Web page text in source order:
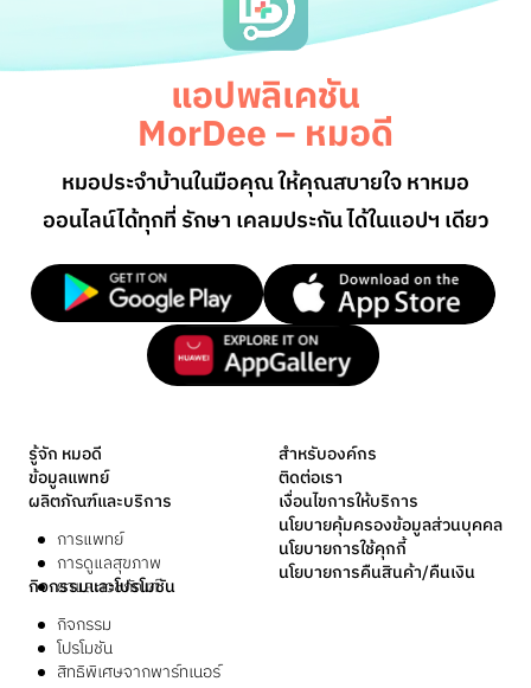
แอปพลิเคชัน
MorDee – หมอดี
หมอประจำบ้านในมือคุณ ให้คุณสบายใจ หาหมอ
ออนไลน์ได้ทุกที่ รักษา เคลมประกัน ได้ในแอปฯ เดียว
รู้จัก หมอดี
ข้อมูลแพทย์
ผลิตภัณฑ์และบริการ
การแพทย์
การดูแลสุขภาพ
ยาและเวชภัณฑ์
กิจกรรมและโปรโมชัน
กิจกรรม
โปรโมชัน
สิทธิพิเศษจากพาร์ทเนอร์
สำหรับองค์กร
ติดต่อเรา
เงื่อนไขการให้บริการ
นโยบายคุ้มครองข้อมูลส่วนบุคคล
นโยบายการใช้คุกกี้
นโยบายการคืนสินค้า/คืนเงิน